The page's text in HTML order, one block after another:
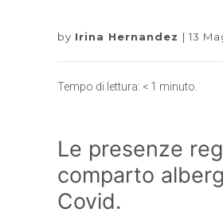
by Irina Hernandez 13
Tempo di lettura: < 1 minuto.
Le presenze
comparto
Covid.